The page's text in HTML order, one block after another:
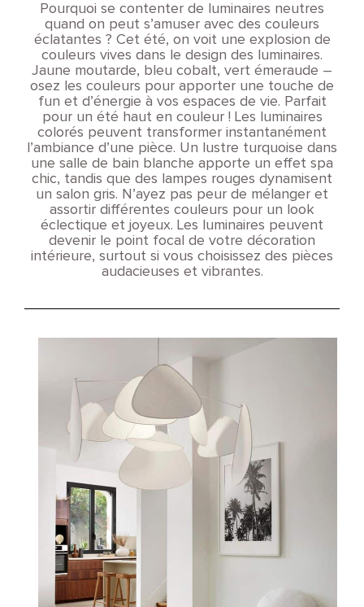
Pourquoi se contenter de luminaires neutres
quand on peut s’amuser avec des couleurs
éclatantes ? Cet été, on voit une explosion de
couleurs vives dans le design des luminaires.
Jaune moutarde, bleu cobalt, vert émeraude –
osez les couleurs pour apporter une touche de
fun et d’énergie à vos espaces de vie. Parfait
pour un été haut en couleur ! Les luminaires
colorés peuvent transformer instantanément
l’ambiance d’une pièce. Un lustre turquoise dans
une salle de bain blanche apporte un effet spa
chic, tandis que des lampes rouges dynamisent
un salon gris. N’ayez pas peur de mélanger et
assortir différentes couleurs pour un look
éclectique et joyeux. Les luminaires peuvent
devenir le point focal de votre décoration
intérieure, surtout si vous choisissez des pièces
audacieuses et vibrantes.